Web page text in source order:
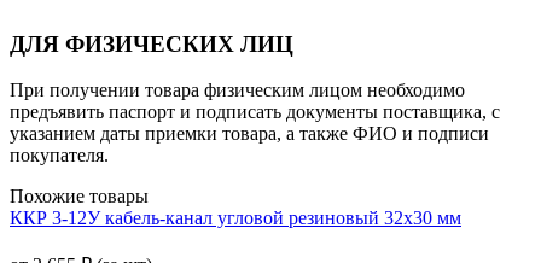
ДЛЯ ФИЗИЧЕСКИХ ЛИЦ
При получении товара физическим лицом необходимо
предъявить паспорт и подписать документы поставщика, с
указанием даты приемки товара, а также ФИО и подписи
покупателя.
Похожие товары
ККР 3-12У кабель-канал угловой резиновый 32х30 мм